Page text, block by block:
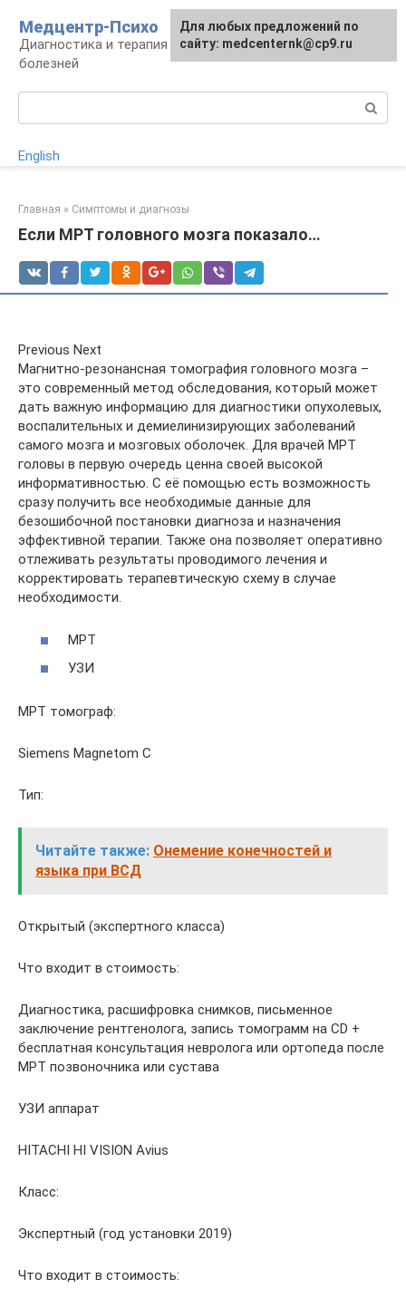
контенту
Медцентр-Психо
Диагностика и терапия психоневрологических
болезней
English
Главная » Симптомы и диагнозы
Если МРТ головного мозга показало…
Previous Next
Магнитно-резонансная томография головного мозга –
это современный метод обследования, который может
дать важную информацию для диагностики опухолевых,
воспалительных и демиелинизирующих заболеваний
самого мозга и мозговых оболочек. Для врачей МРТ
головы в первую очередь ценна своей высокой
информативностью. С её помощью есть возможность
сразу получить все необходимые данные для
безошибочной постановки диагноза и назначения
эффективной терапии. Также она позволяет оперативно
отлеживать результаты проводимого лечения и
корректировать терапевтическую схему в случае
необходимости.
МРТ
УЗИ
МРТ томограф:
Siemens Magnetom C
Тип:
Читайте также: Онемение конечностей и
языка при ВСД
Открытый (экспертного класса)
Что входит в стоимость:
Диагностика, расшифровка снимков, письменное
заключение рентгенолога, запись томограмм на CD +
бесплатная консультация невролога или ортопеда после
МРТ позвоночника или сустава
УЗИ аппарат
HITACHI HI VISION Avius
Класс:
Экспертный (год установки 2019)
Что входит в стоимость:
Для любых предложений по
сайту: medcenternk@cp9.ru